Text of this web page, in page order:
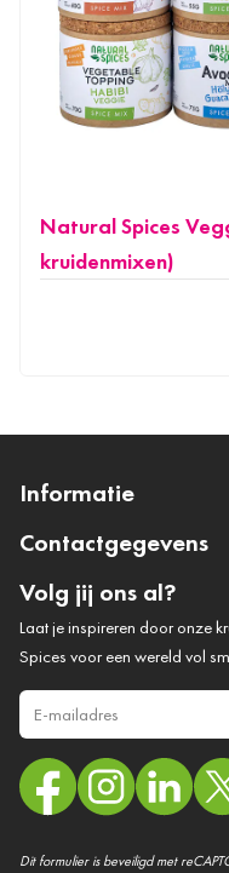
Natural Spices
kruidenmixen)
Informatie
Contactgegevens
Volg jij ons al?
Laat je inspireren door onze
Spices voor een wereld vol
Dit formulier is beveiligd met